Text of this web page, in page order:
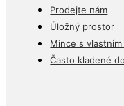
Prodejte nám
Úložný prostor
Mince s
Často kladené